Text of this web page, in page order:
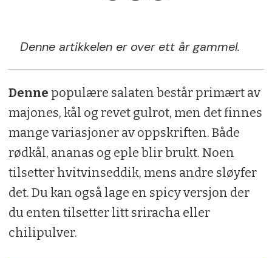
Denne artikkelen er over ett år gammel.
Denne populære salaten består primært av
majones, kål og revet gulrot, men det finnes
mange variasjoner av oppskriften. Både
rødkål, ananas og eple blir brukt. Noen
tilsetter hvitvinseddik, mens andre sløyfer
det. Du kan også lage en spicy versjon der
du enten tilsetter litt sriracha eller
chilipulver.